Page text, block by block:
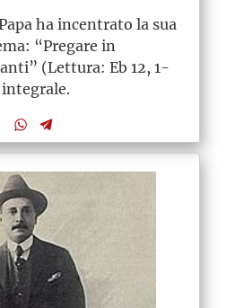
ha incentrato la sua
“Pregare in
(Lettura: Eb 12, 1-
integrale.